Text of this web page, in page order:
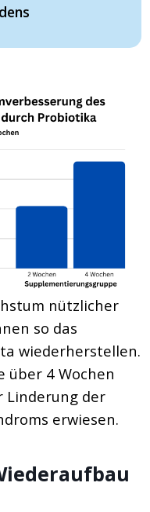
nützlicher
so das
wiederherstellen.
über 4 Wochen
Linderung der
erwiesen.